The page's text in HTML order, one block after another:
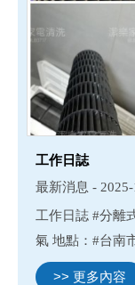
工作日誌
最新消息 - 2025-
工作日誌 #分離
氣 地點：#台南
>> 更多內容